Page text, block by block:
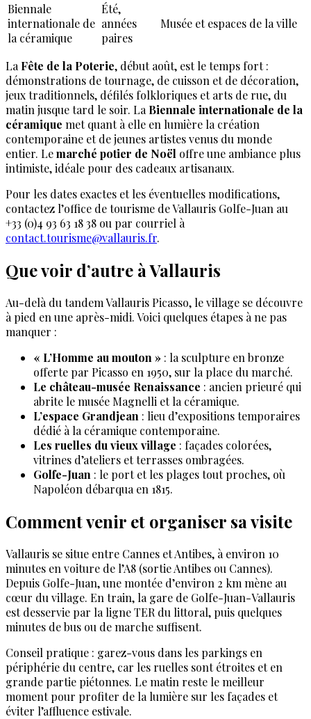
Biennale
internationale de
la céramique
Été,
années
paires
Musée et espaces de la ville
LaFête de la Poterie, début août, est le temps fort :
démonstrations de tournage, de cuisson et de décoration,
jeux traditionnels, défilés folkloriques et arts de rue, du
matin jusque tard le soir. LaBiennale internationale de la
céramique met quant à elle en lumière la création
contemporaine et de jeunes artistes venus du monde
entier. Lemarché potier de Noël offre une ambiance plus
intimiste, idéale pour des cadeaux artisanaux.
Pour les dates exactes et les éventuelles modifications,
contactez l’office de tourisme de Vallauris Golfe-Juan au
+33 (0)4 93 63 18 38 ou par courriel à
contact.tourisme@vallauris.fr.
Que voir d’autre à Vallauris
Au-delà du tandem Vallauris Picasso, le village se découvre
à pied en une après-midi. Voici quelques étapes à ne pas
manquer :
« L’Homme au mouton » : la sculpture en bronze
offerte par Picasso en 1950, sur la place du marché.
Le château-musée Renaissance : ancien prieuré qui
abrite le musée Magnelli et la céramique.
L’espace Grandjean : lieu d’expositions temporaires
dédié à la céramique contemporaine.
Les ruelles du vieux village : façades colorées,
vitrines d’ateliers et terrasses ombragées.
Golfe-Juan : le port et les plages tout proches, où
Napoléon débarqua en 1815.
Comment venir et organiser sa visite
Vallauris se situe entre Cannes et Antibes, à environ 10
minutes en voiture de l’A8 (sortie Antibes ou Cannes).
Depuis Golfe-Juan, une montée d’environ 2 km mène au
cœur du village. En train, la gare de Golfe-Juan-Vallauris
est desservie par la ligne TER du littoral, puis quelques
minutes de bus ou de marche suffisent.
Conseil pratique : garez-vous dans les parkings en
périphérie du centre, car les ruelles sont étroites et en
grande partie piétonnes. Le matin reste le meilleur
moment pour profiter de la lumière sur les façades et
éviter l’affluence estivale.